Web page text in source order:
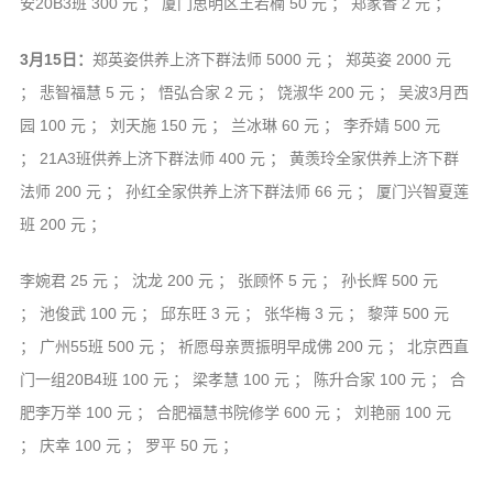
3月15日： 郑英姿供养上济下群法师 5000 元 ； 郑英姿 2000 元
； 悲智福慧 5 元 ； 悟弘合家 2 元 ； 饶淑华 200 元 ； 吴波3月西
园 100 元 ； 刘天施 150 元 ； 兰冰琳 60 元 ； 李乔婧 500 元
； 21A3班供养上济下群法师 400 元 ； 黄羡玲全家供养上济下群
法师 200 元 ； 孙红全家供养上济下群法师 66 元 ； 厦门兴智夏莲
班 200 元 ；
李婉君 25 元 ； 沈龙 200 元 ； 张顾怀 5 元 ； 孙长辉 500 元
； 池俊武 100 元 ； 邱东旺 3 元 ； 张华梅 3 元 ； 黎萍 500 元
； 广州55班 500 元 ； 祈愿母亲贾振明早成佛 200 元 ； 北京西直
门一组20B4班 100 元 ； 梁孝慧 100 元 ； 陈升合家 100 元 ； 合
肥李万举 100 元 ； 合肥福慧书院修学 600 元 ； 刘艳丽 100 元
； 庆幸 100 元 ； 罗平 50 元 ；